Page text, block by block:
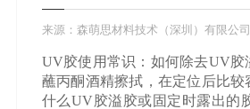
来源： 森萌思材料技术（深圳）有限公司
UV胶使用常识：如何除去UV
蘸丙酮酒精擦拭，在定位后比
什么UV胶溢胶或固定时露出的